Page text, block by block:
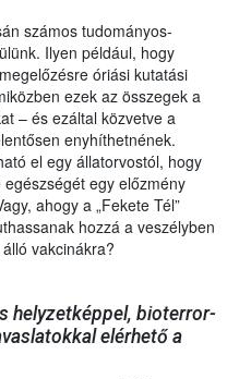
számos tudományos-
Ilyen például, hogy
óriási kutatási
ezek az összegek a
– és ezáltal közvetve a
enyhíthetnének.
el egy állatorvostól, hogy
egy előzmény
ahogy a „Fekete Tél”
hozzá a veszélyben
vakcinákra?
helyzetképpel, bioterror-
elérhető a